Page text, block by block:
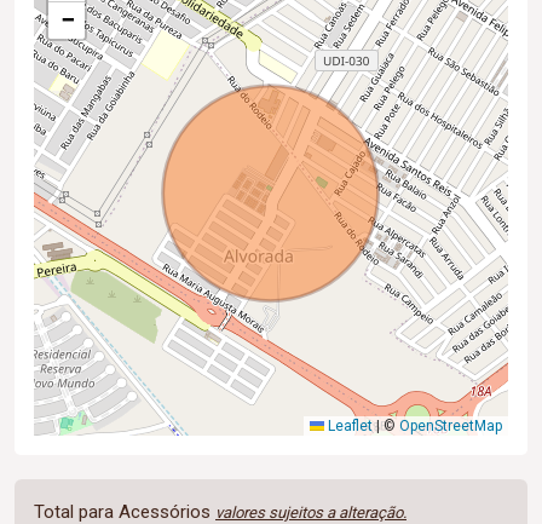
−
Leaflet |© OpenStreetMap
Total para Acessórios valores sujeitos a alteração.